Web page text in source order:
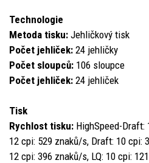
Technologie
Metoda tisku: Jehličkový tisk
Počet jehliček: 24 jehličky
Počet sloupců: 106 sloupce
Počet jehliček: 24 jehliček
Tisk
Rychlost tisku: HighSpeed-Draft:
12 cpi: 529 znaků/s, Draft: 10 cpi:
12 cpi: 396 znaků/s, LQ: 10 cpi: